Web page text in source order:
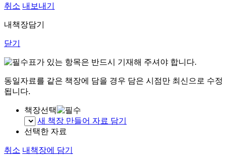
취소 내보내기
내책장담기
닫기
표가 있는 항목은 반드시 기재해 주셔야 합니다.
동일자료를 같은 책장에 담을 경우 담은 시점만 최신으로 수정
됩니다.
책장선택
새 책장 만들어 자료 담기
선택한 자료
취소 내책장에 담기